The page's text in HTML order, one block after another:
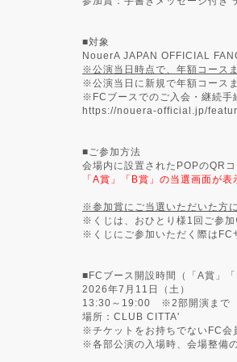
■対象
NouerA JAPAN OFFICIAL
※公演当日時点で、年額コース
※公演当日に新規で年額コース
※FCブースでのご入会・継続手
https://nouera-official.jp/
■ご参加方法
会場内に設置されたPOPのQR
「A賞」「B賞」の当選画面が
※参加賞にご当選いただいた方
※くじは、おひとり様1回ご参加
※くじにご参加いただく際はFC
■FCブース開設時間（「A賞」「
2026年7月11日（土）
13:30～19:00 ※2部開演まで
場所：CLUB CITTA'
※チケットをお持ちでないFC会
※各部公演の入場時、会場整備